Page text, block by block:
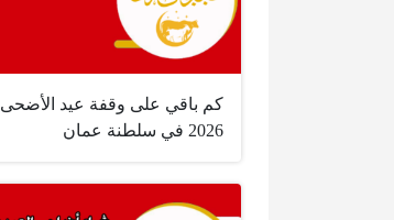
كم باقي على وقفة عيد الأضحى
2026 في سلطنة عمان